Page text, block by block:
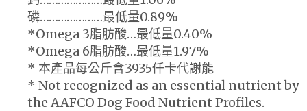
磷…………………最低量0.89%
*Omega 3脂肪酸…最低量0.40%
*Omega 6脂肪酸…最低量1.97%
* 本產品每公斤含3935仟卡代謝能
* Not recognized as an essential nutrient by
the AAFCO Dog Food Nutrient Profiles.